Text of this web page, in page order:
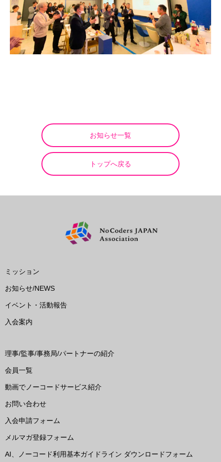
お知らせ一覧
トップへ戻る
ミッション
お知らせ/NEWS
イベント・活動報告
入会案内
理事/監事/事務局/パートナーの紹介
会員一覧
動画でノーコードサービス紹介
お問い合わせ
入会申請フォーム
メルマガ登録フォーム
AI、ノーコード利用基本ガイドライン ダウンロードフォーム